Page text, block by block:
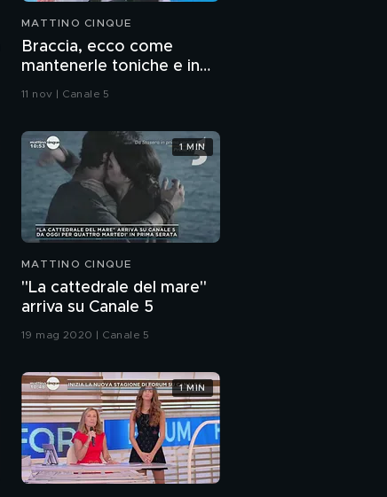
MATTINO CINQUE
Braccia, ecco come
mantenerle toniche e in
forma
11 nov | Canale 5
MATTINO CINQUE
"La cattedrale del mare"
arriva su Canale 5
19 mag 2020 | Canale 5
1 MIN
1 MIN